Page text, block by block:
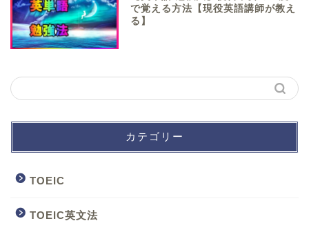
で覚える方法【現役英語講師が教え
る】
カテゴリー
TOEIC
TOEIC英文法